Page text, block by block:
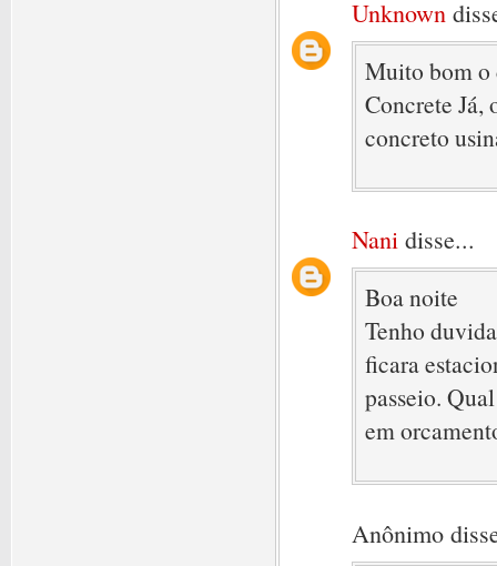
Unknown
Muito bom o
Concrete Já,
concreto
Nani disse...
Boa noite
Tenho
ficara
passeio.
em
Anônimo